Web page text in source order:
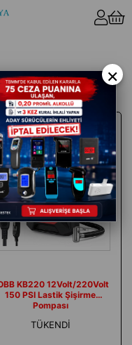
TÜKENDI
KB220 12Volt/220Volt
150 PSI Lastik Şişirme
Pompası
×